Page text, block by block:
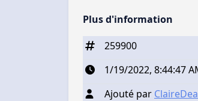
Plus d'information
259900
1/19/2022, 8:44:47
Ajouté par